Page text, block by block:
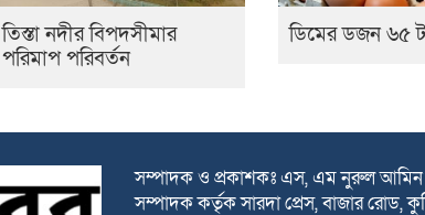
তিস্তা নদীর বিপদসীমার
পরিমাপ পরিবর্তন
ডিমের ডজন ৬৫
সম্পাদক ও প্রকাশকঃ এস, এম নুরুল আমিন
সম্পাদক কর্তৃক সারদা প্রেস, বাজার রোড,